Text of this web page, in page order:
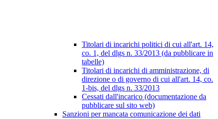
Titolari di incarichi politici di cui all'art. 14,
co. 1, del dlgs n. 33/2013 (da pubblicare in
tabelle)
Titolari di incarichi di amministrazione, di
direzione o di governo di cui all'art. 14, co.
1-bis, del dlgs n. 33/2013
Cessati dall'incarico (documentazione da
pubblicare sul sito web)
Sanzioni per mancata comunicazione dei dati